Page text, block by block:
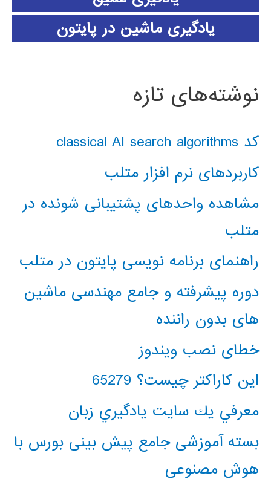
یادگیری ماشین در پایتون
نوشته‌های تازه
کد classical AI search algorithms
کاربردهای نرم افزار متلب
مشاهده واحدهای پشتیبانی شونده در
متلب
راهنمای برنامه نویسی پایتون در متلب
دوره پیشرفته و جامع مهندسی ماشین
های بدون راننده
خطای نصب ویندوز
این کاراکتر چیست؟ 65279
معرفي يك سايت يادگيري زبان
بسته آموزشی جامع پیش بینی بورس با
هوش مصنوعی